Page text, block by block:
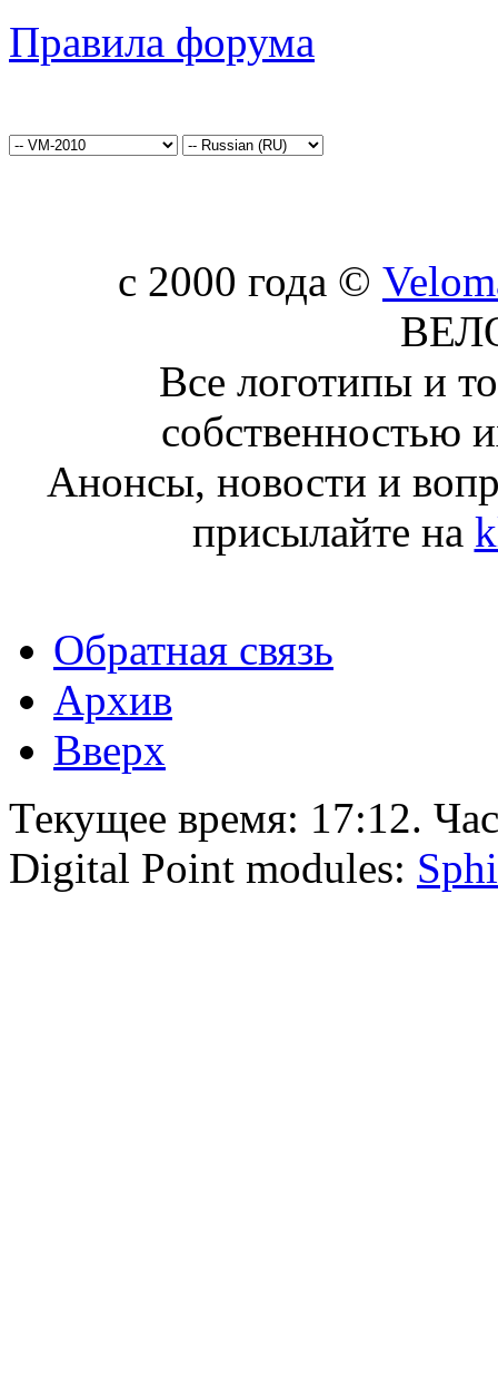
Правила форума
c 2000 года ©
Все логотипы и
собственностью
Анонсы, новости и
присылайте на
Обратная связь
Архив
Вверх
Текущее время: 17:12.
Digital Point modules: